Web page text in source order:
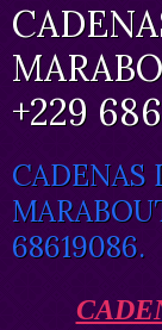
+229
CADENAS
68619086.